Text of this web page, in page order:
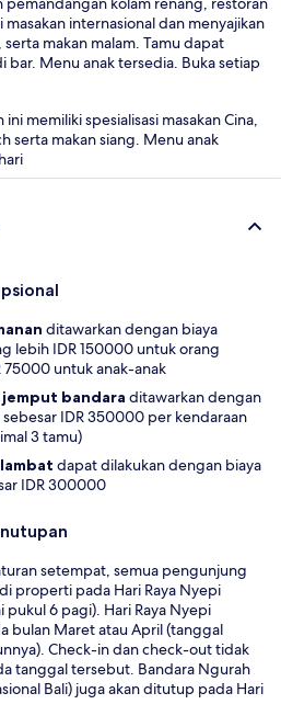
masakan internasional dan menyajikan
makan malam. Tamu dapat
bar. Menu anak tersedia. Buka setiap
memiliki spesialisasi masakan Cina,
serta makan siang. Menu anak
ditawarkan dengan biaya
lebih IDR 150000 untuk orang
75000 untuk anak-anak
jemput bandara ditawarkan dengan
IDR 350000 per kendaraan
3 tamu)
dapat dilakukan dengan biaya
IDR 300000
setempat, semua pengunjung
properti pada Hari Raya Nyepi
pukul 6 pagi). Hari Raya Nyepi
bulan Maret atau April (tanggal
Check-in dan check-out tidak
tanggal tersebut. Bandara Ngurah
Bali) juga akan ditutup pada Hari